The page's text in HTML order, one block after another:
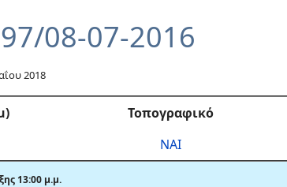
08-07-2016
2018
Τοπογραφικό
ΝΑΙ
13:00 μ.μ.